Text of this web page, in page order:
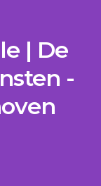
| De
-